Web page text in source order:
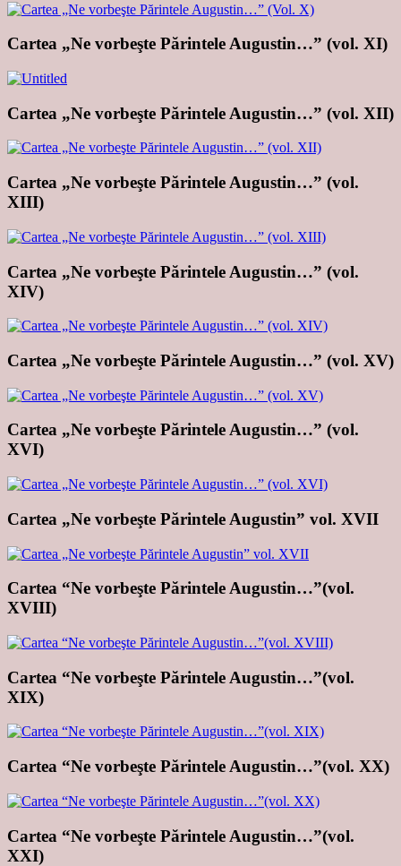
Cartea „Ne vorbeşte Părintele Augustin…” (vol. XI)
Cartea „Ne vorbeşte Părintele Augustin…” (vol. XII)
Cartea „Ne vorbeşte Părintele Augustin…” (vol.
XIII)
Cartea „Ne vorbeşte Părintele Augustin…” (vol.
XIV)
Cartea „Ne vorbeşte Părintele Augustin…” (vol. XV)
Cartea „Ne vorbeşte Părintele Augustin…” (vol.
XVI)
Cartea „Ne vorbeşte Părintele Augustin” vol. XVII
Cartea “Ne vorbeşte Părintele Augustin…”(vol.
XVIII)
Cartea “Ne vorbeşte Părintele Augustin…”(vol.
XIX)
Cartea “Ne vorbeşte Părintele Augustin…”(vol. XX)
Cartea “Ne vorbeşte Părintele Augustin…”(vol.
XXI)